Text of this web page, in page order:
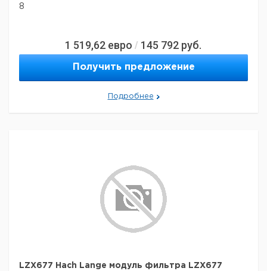
8
1 519,62 евро / 145 792 руб.
Получить предложение
Подробнее
LZX677 Hach Lange модуль фильтра LZX677